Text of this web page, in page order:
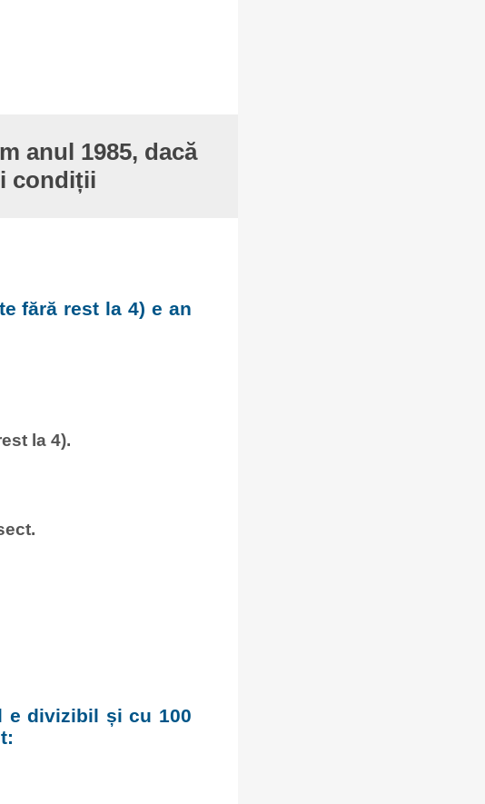
anul 1985, dacă
condiții
fără rest la 4) e an
la 4).
e divizibil și cu 100